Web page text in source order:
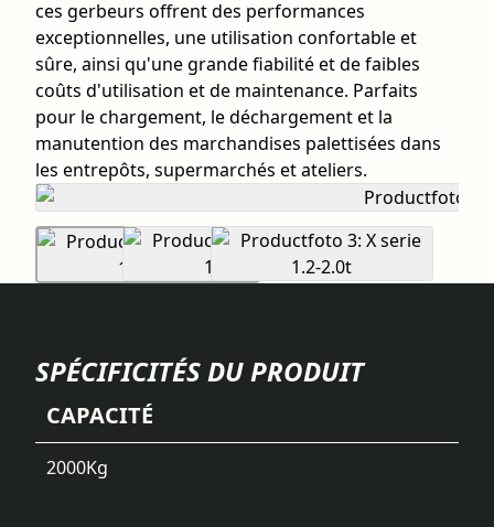
ces gerbeurs offrent des performances
exceptionnelles, une utilisation confortable et
sûre, ainsi qu'une grande fiabilité et de faibles
coûts d'utilisation et de maintenance. Parfaits
pour le chargement, le déchargement et la
manutention des marchandises palettisées dans
les entrepôts, supermarchés et ateliers.
SPÉCIFICITÉS DU PRODUIT
CAPACITÉ
2000Kg